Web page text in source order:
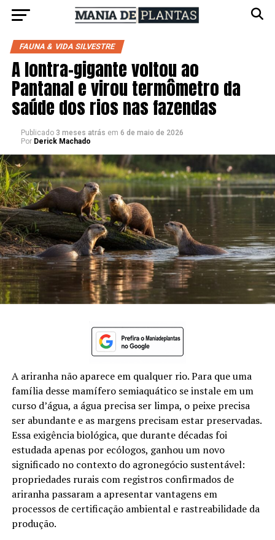
FAUNA & VIDA SILVESTRE
A lontra-gigante voltou ao
Pantanal e virou termômetro da
saúde dos rios nas fazendas
Publicado 3 meses atrás em 6 de maio de 2026
Por Derick Machado
A ariranha não aparece em qualquer rio. Para que uma
família desse mamífero semiaquático se instale em um
curso d’água, a água precisa ser limpa, o peixe precisa
ser abundante e as margens precisam estar preservadas.
Essa exigência biológica, que durante décadas foi
estudada apenas por ecólogos, ganhou um novo
significado no contexto do agronegócio sustentável:
propriedades rurais com registros confirmados de
ariranha passaram a apresentar vantagens em
processos de certificação ambiental e rastreabilidade da
produção.